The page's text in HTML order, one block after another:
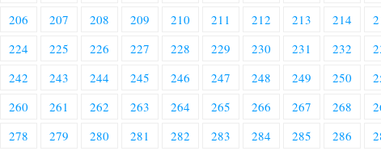
206 207 208 209 210 211 212 213 214
224 225 226 227 228 229 230 231 232
242 243 244 245 246 247 248 249 250
260 261 262 263 264 265 266 267 268
278 279 280 281 282 283 284 285 286